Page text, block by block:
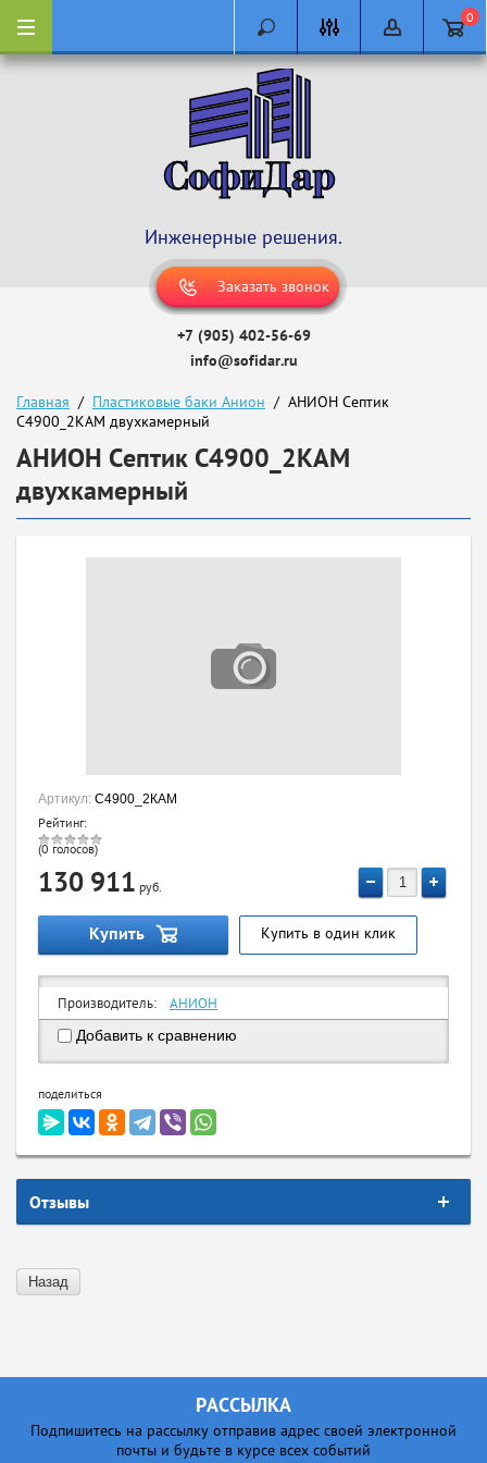
0
Инженерные решения.
Заказать звонок
+7 (905) 402-56-69
info@sofidar.ru
Главная
  /
Пластиковые баки Анион
  /  АНИОН Септик
С4900_2КАМ двухкамерный
АНИОН Септик С4900_2КАМ
двухкамерный
Артикул: С4900_2КАМ
Рейтинг:
(0 голосов)
130 911 руб.
Купить Купить в один клик
Производитель: АНИОН
Добавить к сравнению
поделиться
Отзывы
Назад
РАССЫЛКА
Подпишитесь на рассылку отправив адрес своей электронной
почты и будьте в курсе всех событий